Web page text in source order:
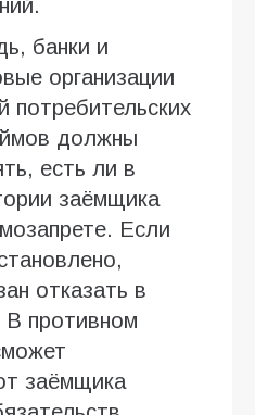
банки и
организации
потребительских
должны
есть ли в
заёмщика
Если
отказать в
В противном
заёмщика